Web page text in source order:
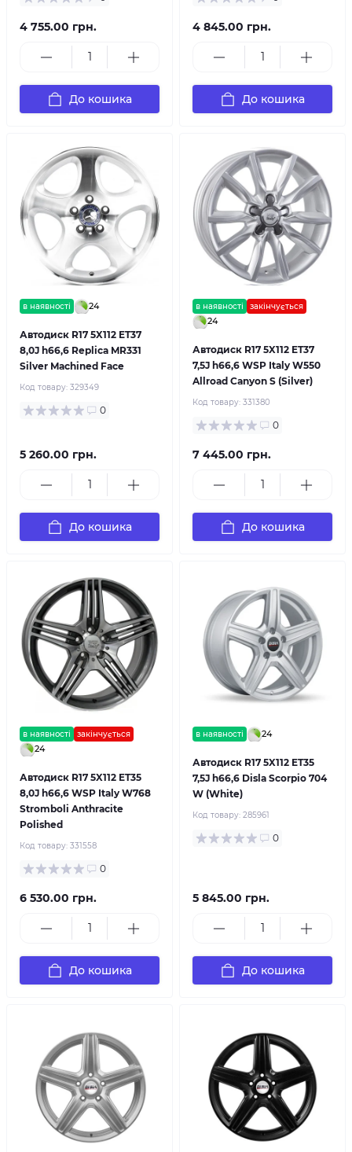
4 755.00 грн.
До кошика
4 845.00 грн.
До кошика
в наявності 24
Автодиск R17 5X112 ET37
8,0J h66,6 Replica MR331
Silver Machined Face
Код товару: 329349
0
5 260.00 грн.
До кошика
в наявності закінчується
24
Автодиск R17 5X112 ET37
7,5J h66,6 WSP Italy W550
Allroad Canyon S (Silver)
Код товару: 331380
0
7 445.00 грн.
До кошика
в наявності закінчується
24
Автодиск R17 5X112 ET35
8,0J h66,6 WSP Italy W768
Stromboli Anthracite
Polished
Код товару: 331558
0
6 530.00 грн.
До кошика
в наявності 24
Автодиск R17 5X112 ET35
7,5J h66,6 Disla Scorpio 704
W (White)
Код товару: 285961
0
5 845.00 грн.
До кошика